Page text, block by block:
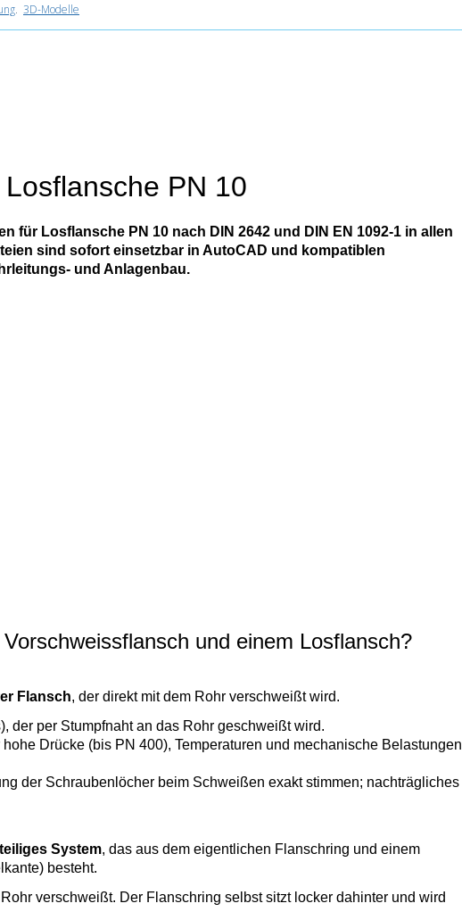
. 3D-Modelle
PN 10
für Losflansche PN 10 nach DIN 2642 und DIN EN 1092-1 in allen
sind sofort einsetzbar in AutoCAD und kompatiblen
und Anlagenbau.
und einem Losflansch?
Flansch, der direkt mit dem Rohr verschweißt wird.
der per Stumpfnaht an das Rohr geschweißt wird.
Drücke (bis PN 400), Temperaturen und mechanische Belastungen
der Schraubenlöcher beim Schweißen exakt stimmen; nachträgliches
System, das aus dem eigentlichen Flanschring und einem
besteht.
verschweißt. Der Flanschring selbst sitzt locker dahinter und wird